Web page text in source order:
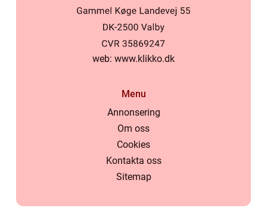
web: www.klikko.dk
Menu
Annonsering
Om oss
Cookies
Kontakta oss
Sitemap